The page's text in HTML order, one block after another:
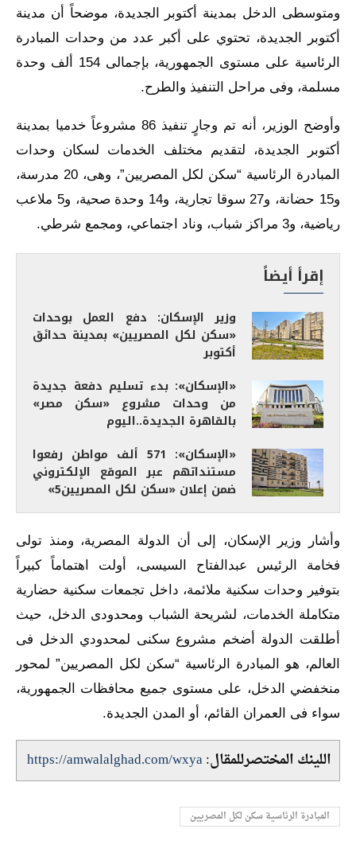
ومتوسطى الدخل بمدينة أكتوبر الجديدة، موضحاً أن مدينة
أكتوبر الجديدة، تحتوي على أكبر عدد من وحدات المبادرة
الرئاسية على مستوى الجمهورية، بإجمالى 154 ألف وحدة
مسلمة، وفى مراحل التنفيذ والطرح.
وأوضح الوزير، أنه تم وجارٍ تنفيذ 86 مشروعاً خدميا بمدينة
أكتوبر الجديدة، لتقديم مختلف الخدمات لسكان وحدات
المبادرة الرئاسية “سكن لكل المصريين”، وهى، 20 مدرسة،
و15 حضانة، و27 سوقا تجارية، و14 وحدة صحية، و5 ملاعب
رياضية، و3 مراكز شباب، وناد اجتماعي، ومجمع شرطي.
إقرأ أيضاً
وزير الإسكان: دفع العمل بوحدات
«سكن لكل المصريين» بمدينة حدائق
أكتوبر
«الإسكان»: بدء تسليم دفعة جديدة
من وحدات مشروع «سكن مصر»
بالقاهرة الجديدة..اليوم
«الإسكان»: 571 ألف مواطن رفعوا
مستنداتهم عبر الموقع الإلكتروني
ضمن إعلان «سكن لكل المصريين5»
وأشار وزير الإسكان، إلى أن الدولة المصرية، ومنذ تولى
فخامة الرئيس عبدالفتاح السيسى، أولت اهتماماً كبيراً
بتوفير وحدات سكنية ملائمة، داخل تجمعات سكنية حضارية
متكاملة الخدمات، لشريحة الشباب ومحدودى الدخل، حيث
أطلقت الدولة أضخم مشروع سكنى لمحدودي الدخل فى
العالم، هو المبادرة الرئاسية “سكن لكل المصريين” لمحور
منخفضي الدخل، على مستوى جميع محافظات الجمهورية،
سواء فى العمران القائم، أو المدن الجديدة.
اللينك المختصرللمقال:https://amwalalghad.com/wxya
المبادرة الرئاسية سكن لكل المصريين